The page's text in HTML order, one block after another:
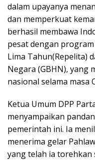
dalam upayanya
dan memperkuat
berhasil membawa
pesat dengan
Lima Tahun(Repelita)
Negara (GBHN), yang
nasional selama masa
Ketua Umum DPP
menyampaikan
pemerintah ini. Ia
menerima gelar
yang telah ia torehkan